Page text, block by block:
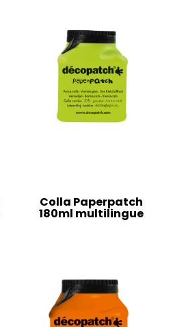
Colla Paperpatch
180ml multilingue